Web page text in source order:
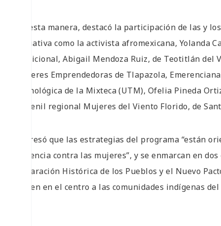
De esta manera, destacó la participación de las y
iniciativa como la activista afromexicana, Yolanda
tradicional, Abigail Mendoza Ruiz, de Teotitlán
Mujeres Emprendedoras de Tlapazola,
Tecnológica de la Mixteca (UTM), Ofelia Pineda
femenil regional Mujeres del Viento Florido, de
Expresó que las estrategias del programa “están
violencia contra las mujeres”, y se enmarcan en
Reparación Histórica de los Pueblos y el Nuevo
ponen en el centro a las comunidades indígenas